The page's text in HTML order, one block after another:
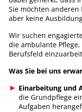
Sie möchten
aber keine
Wir suchen
die ambulante
Berufsfeld
Was Sie bei uns
Einarbeitung und
die Grundpflege
Aufgaben